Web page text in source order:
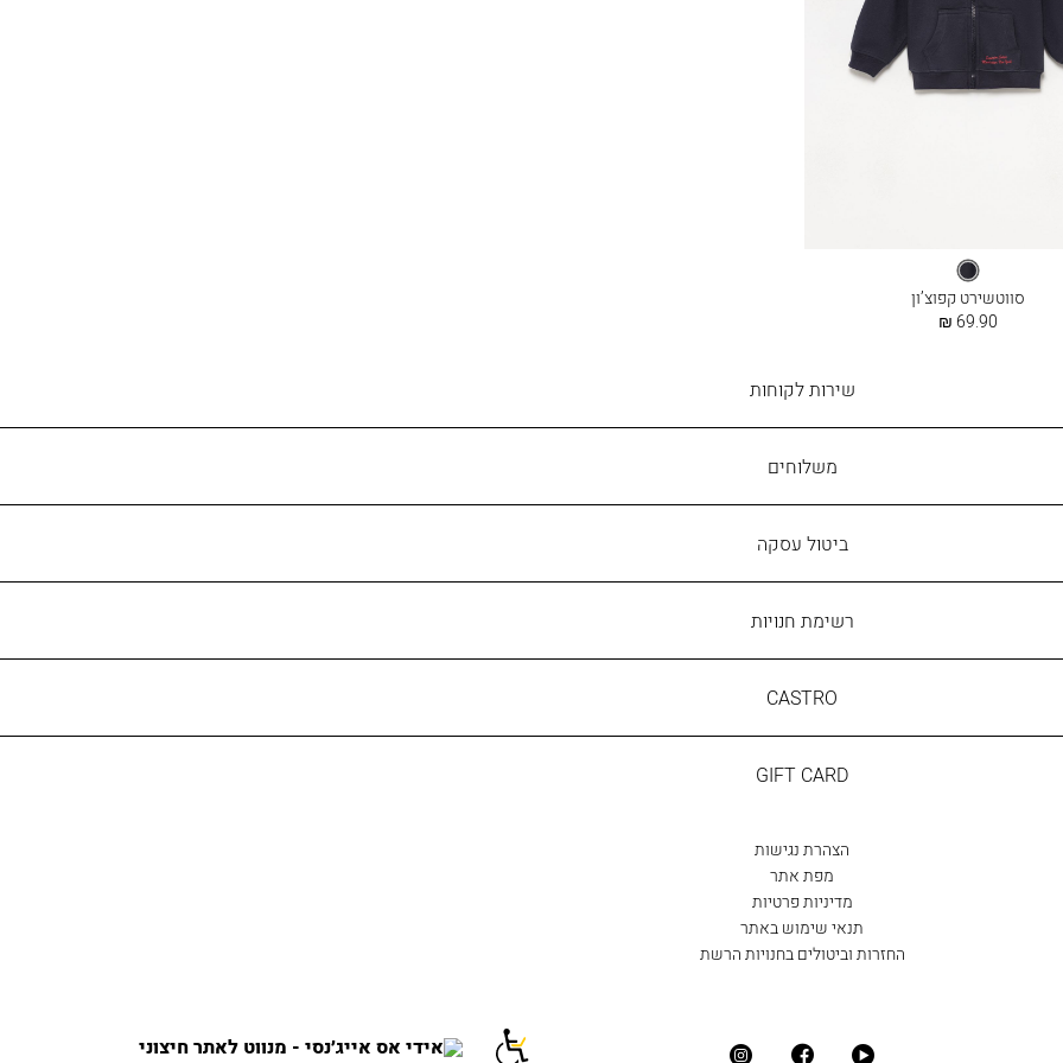
בלו
ברי
סווטשירט קפוצ’ון
החל
69.90 ₪
שירות
לקוחות
שירות לקוחות
משלוחים
ביטול עסקה
רשימת חנויות
CASTRO
CASTRO
GIFT
GIFT CARD
הצהרת נגישות
מפת אתר
מדיניות פרטיות
תנאי שימוש באתר
החזרות וביטולים בחנויות הרשת